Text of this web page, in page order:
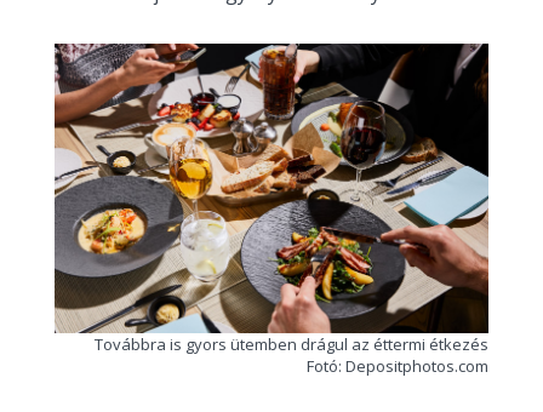
Továbbra is gyors ütemben drágul az éttermi étkezés
Fotó: Depositphotos.com